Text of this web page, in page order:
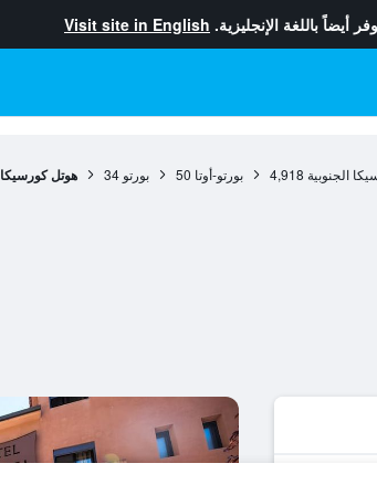
أيضاً باللغة الإنجليزية. Visit site in English
الجنوبية 4,918 بورتو-أوتا 50 بورتو 34 هوتل كورسيكا